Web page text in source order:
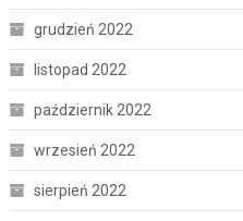
grudzień 2022
listopad 2022
październik 2022
wrzesień 2022
sierpień 2022